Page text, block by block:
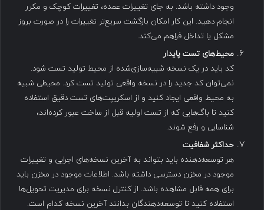
وجود داشته باشد. به جای تغییرات عمده، تغییرات کوچک و مکرر
انجام دهید. این کار امکان بازگشت سریع‌تر تغییرات را در صورت بروز
مشکل یا تداخل فراهم می‌کند.
محیط‌های تست پایدار
کد باید در یک نسخه شبیه‌سازی‌شده از محیط تولید تست شود.
نمی‌توان کد جدید را در نسخه واقعی تولید تست کرد. محیطی شبیه
به محیط واقعی ایجاد کنید و از اسکریپت‌های تست دقیق استفاده
کنید تا باگ‌هایی که از تست اولیه قبل از ساخت عبور کرده‌اند،
شناسایی و رفع شوند.
حداکثر شفافیت
هر توسعه‌دهنده باید بتواند به آخرین نسخه‌های اجرایی و تغییرات
موجود در مخزن دسترسی داشته باشد. اطلاعات موجود در مخزن باید
برای همه قابل مشاهده باشد. از کنترل نسخه برای مدیریت تحویل‌ها
استفاده کنید تا توسعه‌دهندگان بدانند آخرین نسخه کدام است.